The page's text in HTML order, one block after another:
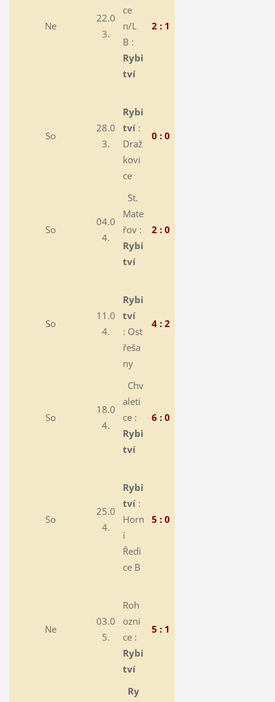
Ne
22.0
3.
ce
n/L
B :
Rybi
tví
2 : 1
So
28.0
3.
Rybi
tví:
Draž
kovi
ce
0 : 0
So
04.0
4.
St.
Mate
řov :
Rybi
tví
2 : 0
So
11.0
4.
Rybi
tví
: Ost
řeša
ny
4 : 2
So
18.0
4.
Chv
aleti
ce :
Rybi
tví
6 : 0
So
25.0
4.
Rybi
tví :
Horn
í
Ředi
ce B
5 : 0
Ne
03.0
5.
Roh
ozni
ce :
Rybi
tví
5 : 1
Ry